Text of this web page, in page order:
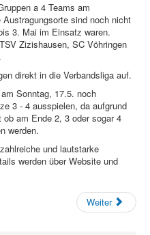
a 4 Teams am
sind noch nicht
3. Mai im Einsatz waren.
Zizishausen, SC Vöhringen
direkt in die Verbandsliga auf.
Sonntag, 17.5. noch
3 - 4 ausspielen, da aufgrund
am Ende 2, 3 oder sogar 4
werden.
und lautstarke
werden über Website und
Weiter